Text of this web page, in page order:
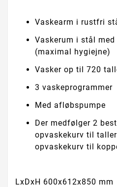
Vaskearm i rustfri
Vaskerum i stål
(maximal hygiejne)
Vasker op til 720
3 vaskeprogrammer
Med afløbspumpe
Der medfølger 2
opvaskekurv til
opvaskekurv til
LxDxH 600x612x850 mm